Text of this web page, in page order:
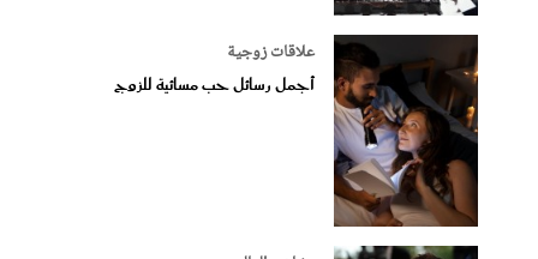
علاقات زوجية
أجمل رسائل حب مسائية للزوج